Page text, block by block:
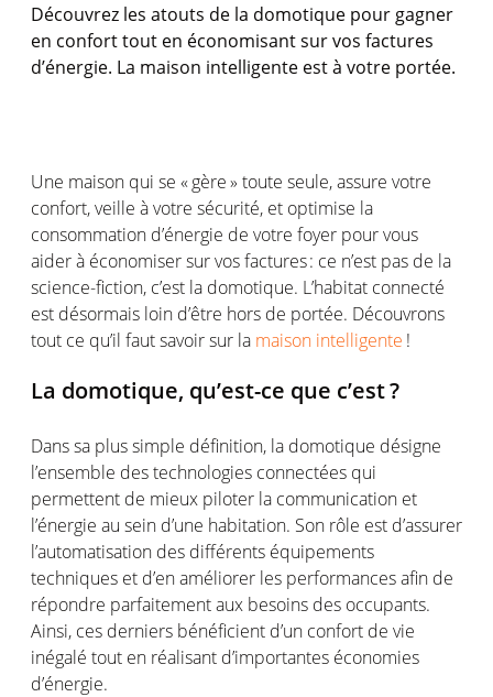
Découvrez les atouts de la domotique pour gagner
en conforttout en économisantsurvos factures
d’énergie. La maison intelligente està votre portée.
Une maison qui se «gère» toute seule, assure votre
confort,veille àvotre sécurité, et optimise la
consommation d’énergie de votre foyer pourvous
aider à économisersurvosfactures : ce n’est pas de la
science-fiction, c’est la domotique. L’habitat connecté
est désormais loin d’être hors de portée. Découvrons
tout ce qu’il faut savoir sur la maison intelligente !
La domotique, qu’est-ce que c’est?
Danssa plus simple définition, la domotique désigne
l’ensemble des technologies connectées qui
permettent de mieux piloter la communication et
l’énergie au sein d’une habitation. Son rôle est d’assurer
l’automatisation des différents équipements
techniques et d’enaméliorer les performancesafin de
répondre parfaitementaux besoins des occupants.
Ainsi, ces derniers bénéficient d’un confort de vie
inégalé tout en réalisant d’importantes économies
d’énergie.